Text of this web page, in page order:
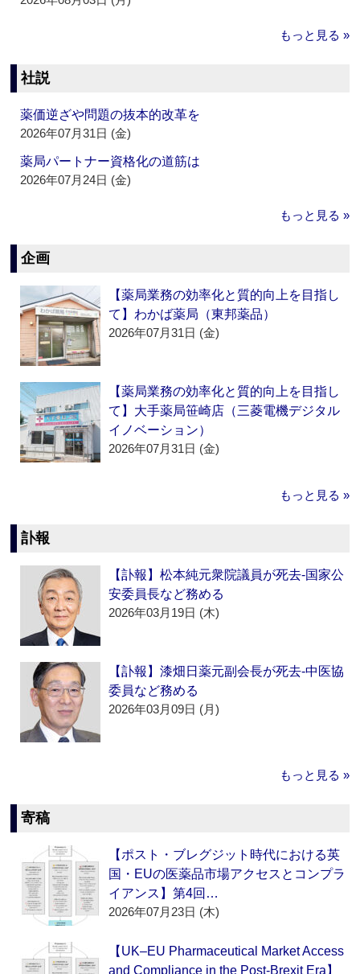
もっと見る »
社説
薬価逆ざや問題の抜本的改革を
2026年07月31日 (金)
薬局パートナー資格化の道筋は
2026年07月24日 (金)
もっと見る »
企画
【薬局業務の効率化と質的向上を目指し
て】わかば薬局（東邦薬品）
2026年07月31日 (金)
【薬局業務の効率化と質的向上を目指し
て】大手薬局笹崎店（三菱電機デジタル
イノベーション）
2026年07月31日 (金)
もっと見る »
訃報
【訃報】松本純元衆院議員が死去‐国家公
安委員長など務める
2026年03月19日 (木)
【訃報】漆畑日薬元副会長が死去‐中医協
委員など務める
2026年03月09日 (月)
もっと見る »
寄稿
【ポスト・ブレグジット時代における英
国・EUの医薬品市場アクセスとコンプラ
イアンス】第4回…
2026年07月23日 (木)
【UK–EU Pharmaceutical Market Access
and Compliance in the Post-Brexit Era】